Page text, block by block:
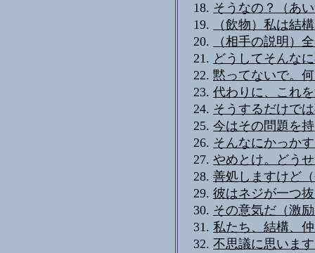
そうなの？（あ
（飲物）私は結
（相手の説明）
どうしてそんな
黙ってないで。
代わりに、これ
そうするだけで
今はその問題を
そんなにかっか
やめとけ。どう
善処しますけど
彼はネジが一つ
その意気だ（激
私たち、結構、
不思議に思いま